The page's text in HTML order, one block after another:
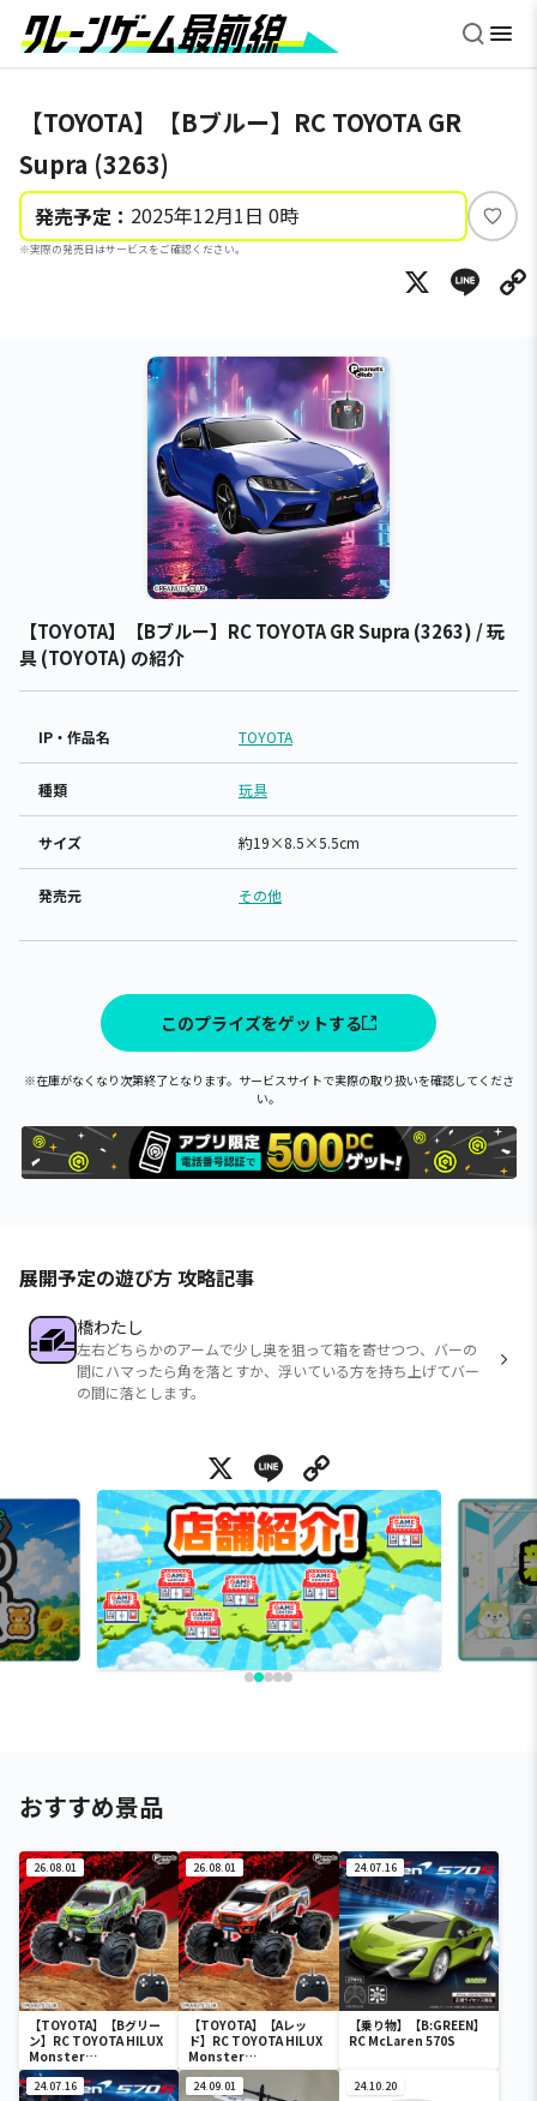
【TOYOTA】【Bブルー】RC TOYOTA GR
Supra (3263)
発売予定： 2025年12月1日 0時
※実際の発売日はサービスをご確認ください。
い
ね
X
【TOYOTA】【Bブルー】RC TOYOTA GR Supra (3263) / 玩
具 (TOYOTA) の紹介
IP・作品名 TOYOTA
種類 玩具
サイズ 約19×8.5×5.5cm
発売元 その他
このプライズをゲットする
※在庫がなくなり次第終了となります。サービスサイトで実際の取り扱いを確認してくださ
い。
展開予定の遊び方 攻略記事
橋わたし
左右どちらかのアームで少し奥を狙って箱を寄せつつ、バーの
間にハマったら角を落とすか、浮いている方を持ち上げてバー
の間に落とします。
X Line
おすすめ景品
26.08.01
【TOYOTA】【Bグリー
ン】RC TOYOTA HILUX
Monster
Wheel（10022）
26.08.01
【TOYOTA】【Aレッ
ド】RC TOYOTA HILUX
Monster
Wheel（10022）
24.07.16
【乗り物】【B:GREEN】
RC McLaren 570S
24.07.16 24.09.01 24.10.20